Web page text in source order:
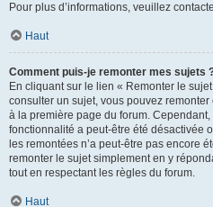
Pour plus d’informations, veuillez
Haut
Comment puis-je remonter mes sujets
En cliquant sur le lien « Remonter le
consulter un sujet, vous pouvez
à la première page du forum.
fonctionnalité a peut-être été désactivée
les remontées n’a peut-être pas encore
remonter le sujet simplement en y
tout en respectant les règles du forum.
Haut